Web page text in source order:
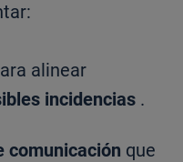
alinear
incidencias .
comunicación que